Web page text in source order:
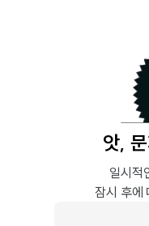
앗,
일시적
잠시 후에